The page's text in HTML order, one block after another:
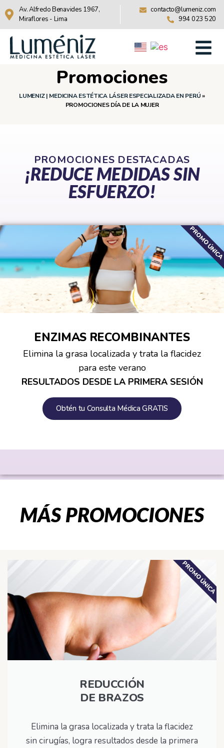
Av. Alfredo Benavides 1967,
Miraflores - Lima
contacto@lumeniz.com
994 023 520
Promociones
LUMENIZ | MEDICINA ESTÉTICA LÁSER ESPECIALIZADA EN PERÚ »
PROMOCIONES DÍA DE LA MUJER
PROMOCIONES DESTACADAS
¡REDUCE MEDIDAS SIN
ESFUERZO!
ENZIMAS RECOMBINANTES
Elimina la grasa localizada y trata la flacidez
para este verano
RESULTADOS DESDE LA PRIMERA SESIÓN
Obtén tu Consulta Médica GRATIS
PROMO
MÁS PROMOCIONES
REDUCCIÓN
DE BRAZOS
Elimina la grasa localizada y trata la flacidez
sin cirugías, logra resultados desde la primera
PROMO ÚNICA